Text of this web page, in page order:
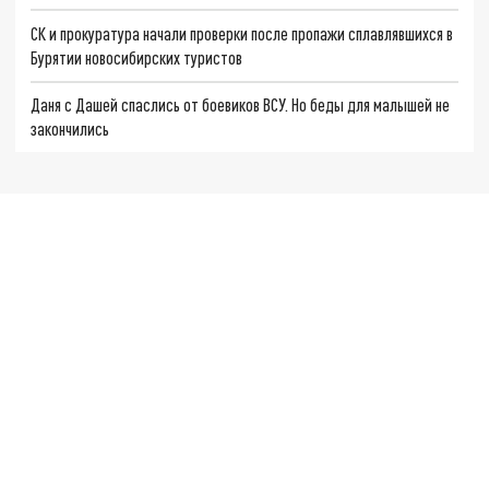
СК и прокуратура начали проверки после пропажи сплавлявшихся в
Бурятии новосибирских туристов
Даня с Дашей спаслись от боевиков ВСУ. Но беды для малышей не
закончились